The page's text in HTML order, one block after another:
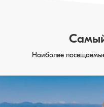
Наиболее